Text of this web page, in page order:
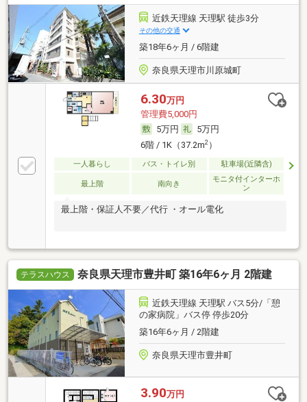
近鉄天理線 天理駅 徒歩3分
その他の交通
築18年6ヶ月 / 6階建
奈良県天理市川原城町
6.30万円
管理費5,000円
5万円
5万円
6階 / 1K（37.2m2）
一人暮らし バス・トイレ別 駐車場(近隣含)
最上階 南向き
モニタ付インターホ
ン
最上階・保証人不要／代行 ・オール電化
テラスハウス 奈良県天理市豊井町 築16年6ヶ月 2階建
近鉄天理線 天理駅 バス5分/「憩
の家病院」バス停 停歩20分
築16年6ヶ月 / 2階建
奈良県天理市豊井町
3.90万円